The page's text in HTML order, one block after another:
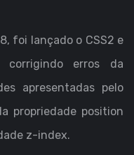
foi lançado o CSS2 e
erros da
apresentadas pelo
propriedade position
z-index.